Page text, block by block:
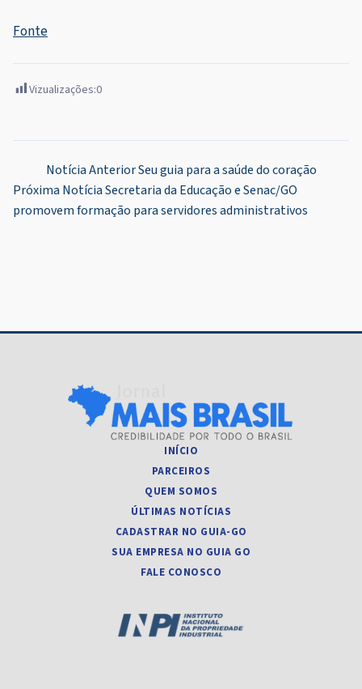
Fonte
Vizualizações:0
Navegação
de
Notícia AnteriorSeu guia para a saúde do coração
Próxima NotíciaSecretaria da Educação e Senac/GO
promovem formação para servidores administrativos
INÍCIO
PARCEIROS
QUEM SOMOS
ÚLTIMAS NOTÍCIAS
CADASTRAR NO GUIA-GO
SUA EMPRESA NO GUIA GO
FALE CONOSCO